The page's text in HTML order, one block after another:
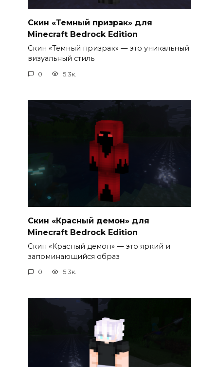
Скин «Темный призрак» для
Minecraft Bedrock Edition
Скин «Темный призрак» — это уникальный
визуальный стиль
0 5.3к.
Скин «Красный демон» для
Minecraft Bedrock Edition
Скин «Красный демон» — это яркий и
запоминающийся образ
0 5.3к.